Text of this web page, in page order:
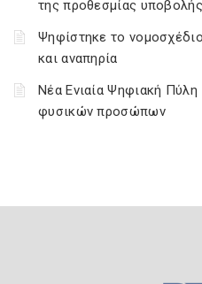
της προθεσμίας
Ψηφίστηκε το
και αναπηρία
Νέα Ενιαία Ψηφιακή
φυσικών προσώπων